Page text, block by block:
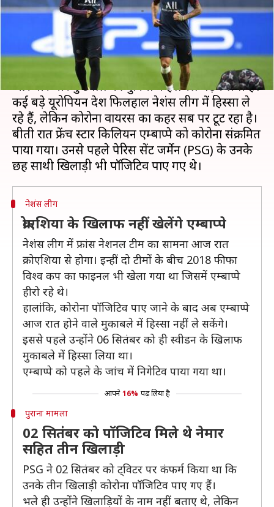
लेखन Neeraj Pandey Sep 08, 2020 10:25 am
क्या है खबर?
क्लब फुटबॉल का नया सीजन शुरु होने में चंद दिन बचे हैं
और धीरे-धीरे फुटबॉल की दुनिया में हलचल बढ़ने लगी है।
कई बड़े यूरोपियन देश फिलहाल नेशंस लीग में हिस्सा ले
रहे हैं, लेकिन कोरोना वायरस का कहर सब पर टूट रहा है।
बीती रात फ्रेंच स्टार किलियन एम्बाप्पे को कोरोना संक्रमित
पाया गया। उनसे पहले पेरिस सेंट जर्मेन (PSG) के उनके
नेशंस लीग
क्रोएशिया के खिलाफ नहीं खेलेंगे एम्बाप्पे
नेशंस लीग में फ्रांस नेशनल टीम का सामना आज रात
क्रोएशिया से होगा। इन्हीं दो टीमों के बीच 2018 फीफा
विश्व कप का फाइनल भी खेला गया था जिसमें एम्बाप्पे
हीरो रहे थे।
हालांकि, कोरोना पॉजिटिव पाए जाने के बाद अब एम्बाप्पे
आज रात होने वाले मुकाबले में हिस्सा नहीं ले सकेंगे।
इससे पहले उन्होंने 06 सितंबर को ही स्वीडन के खिलाफ
मुकाबले में हिस्सा लिया था।
एम्बाप्पे को पहले के जांच में निगेटिव पाया गया था।
आपने 16% पढ़ लिया है
पुराना मामला
02 सितंबर को पॉजिटिव मिले थे नेमार
सहित तीन खिलाड़ी
PSG ने 02 सितंबर को ट्विटर पर कंफर्म किया था कि
उनके तीन खिलाड़ी कोरोना पॉजिटिव पाए गए हैं।
भले ही उन्होंने खिलाड़ियों के नाम नहीं बताए थे, लेकिन